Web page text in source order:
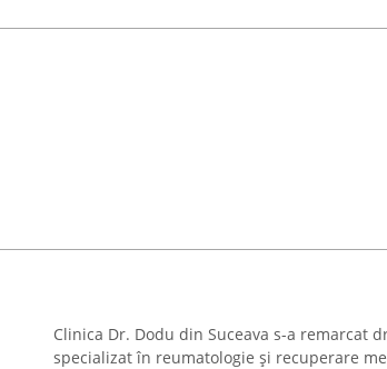
Clinica Dr. Dodu din Suceava s-a remarcat
specializat în reumatologie și recuperare